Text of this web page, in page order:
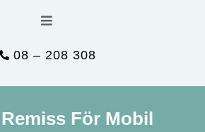
08 – 208 308
För Mobil